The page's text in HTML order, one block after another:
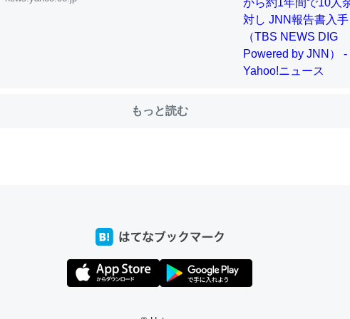
を実家に置いて４年。でたまに覗いてる。ぼちぼちRingも置こうかと画策
、Googleマップで位置情報を共有してる。電池残量や充電中かが分かるのでこ
倍以上に伸ばす効果があるはず……
するくらいだった遠方の父67歳と僕。ITツール導入でコミュニケーションが劇的に変化し
もっと読む